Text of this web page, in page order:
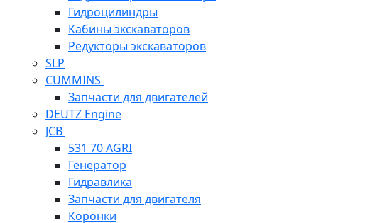
Гидроцилиндры
Кабины экскаваторов
Редукторы экскаваторов
SLP
CUMMINS
Запчасти для двигателей
DEUTZ Engine
JCB
531 70 AGRI
Генератор
Гидравлика
Запчасти для двигателя
Коронки